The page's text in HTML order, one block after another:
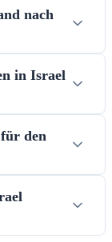
nach
in Israel
den